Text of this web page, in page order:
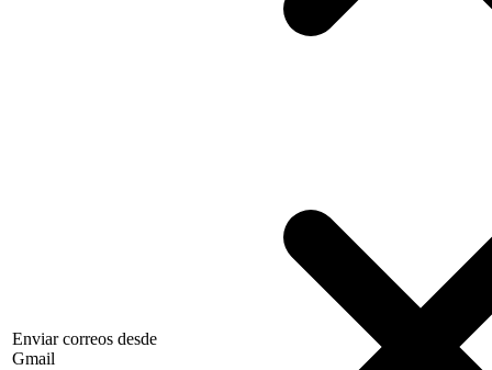
Enviar correos desde
Gmail